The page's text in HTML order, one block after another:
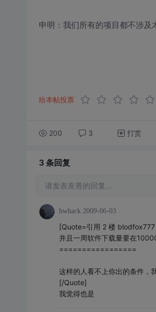
申明：我们所有的项目都不涉及
给本帖投票
200 3 打赏
3 条回复
请发表友善的回复…
hwhack 2009-06-03
[Quote=引用 2 楼
并且一周软件下载量要在
=================
这样的人看不上你出的条件，
[/Quote]
我觉得也是